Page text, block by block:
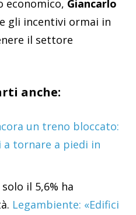
economico, Giancarlo
gli incentivi ormai in
il settore
anche:
un treno bloccato:
tornare a piedi in
il 5,6% ha
Legambiente: «Edifici